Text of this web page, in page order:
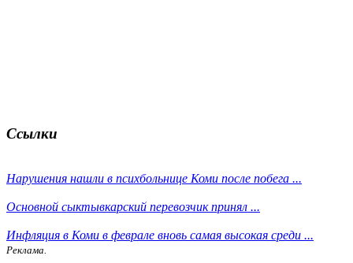
Ссылки
Нарушения нашли в психбольнице Коми после побега ...
Основной сыктывкарский перевозчик принял ...
Инфляция в Коми в феврале вновь самая высокая среди ...
Реклама.